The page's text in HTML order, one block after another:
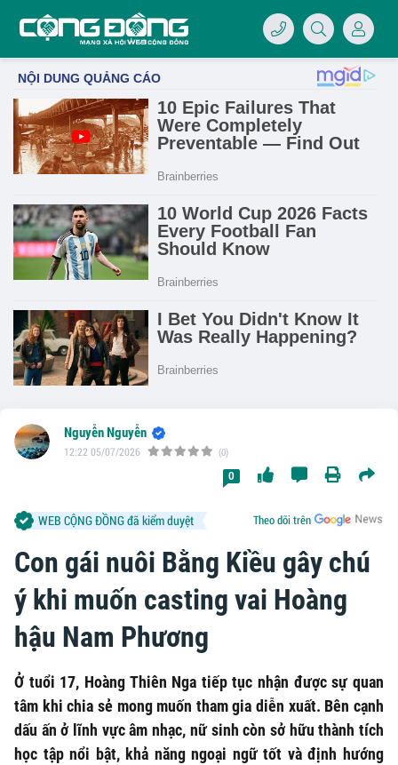
Con gái nuôi Bằng Kiều gây chú
ý khi muốn casting vai Hoàng
hậu Nam Phương
Ở tuổi 17, Hoàng Thiên Nga tiếp tục nhận được sự quan
tâm khi chia sẻ mong muốn tham gia diễn xuất. Bên cạnh
dấu ấn ở lĩnh vực âm nhạc, nữ sinh còn sở hữu thành tích
học tập nổi bật, khả năng ngoại ngữ tốt và định hướng
Nguyễn Nguyễn
12:22 05/07/2026 (0)
0
Theo dõi trên
WEB CỘNG ĐỒNG đã kiểm duyệt
07/LOGO-